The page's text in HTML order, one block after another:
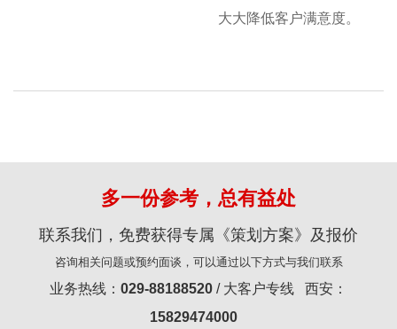
大大降低客户满意度。
多一份参考，总有益处
联系我们，免费获得专属《策划方案》及报价
咨询相关问题或预约面谈，可以通过以下方式与我们联系
业务热线： 029-88188520 / 大客户专线 西安：
15829474000